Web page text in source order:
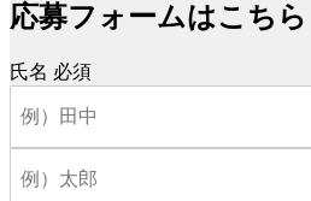
応募フォームはこちら
氏名 必須